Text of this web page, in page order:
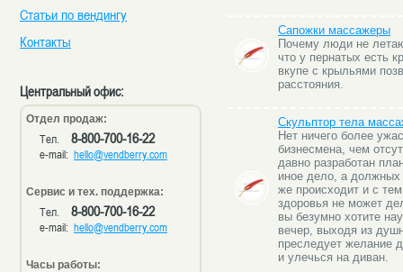
Статьи по вендингу
Контакты
Центральный офис:
Отдел продаж:
Тел. 8-800-700-16-22
e-mail: hello@vendberry.com
Сервис и тех. поддержка:
Тел. 8-800-700-16-22
e-mail: hello@vendberry.com
Часы работы:
Сапожки массажеры
Почему люди не
что у пернатых есть
вкупе с крыльями
расстояния.
Скульптор тела
Нет ничего более
бизнесмена, чем
давно разработан
иное дело, а должных
же происходит и с
здоровья не может
вы безумно хотите
вечер, выходя из
преследует желание
и улечься на диван.